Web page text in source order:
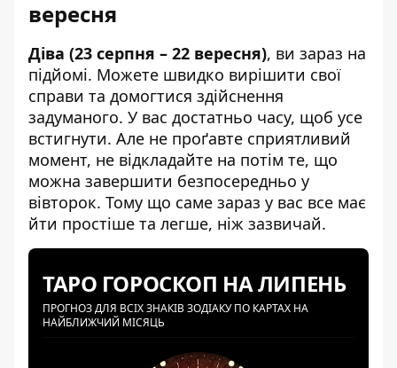
вересня
Діва (23 серпня – 22 вересня), ви зараз на
підйомі. Можете швидко вирішити свої
справи та домогтися здійснення
задуманого. У вас достатньо часу, щоб усе
встигнути. Але не проґавте сприятливий
момент, не відкладайте на потім те, що
можна завершити безпосередньо у
вівторок. Тому що саме зараз у вас все має
йти простіше та легше, ніж зазвичай.
ТАРО ГОРОСКОП НА ЛИПЕНЬ
ПРОГНОЗ ДЛЯ ВСІХ ЗНАКІВ ЗОДІАКУ ПО КАРТАХ НА
НАЙБЛИЖЧИЙ МІСЯЦЬ